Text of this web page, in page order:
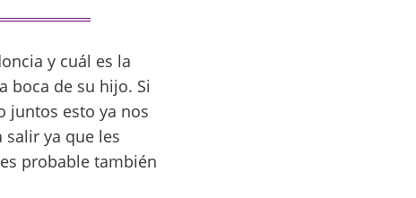
y cuál es la
boca de su hijo. Si
juntos esto ya nos
ya que les
probable también